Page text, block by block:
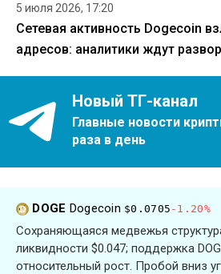
5 июля 2026, 17:20
Сетевая активность Dogecoin
адресов: аналитики ждут
Новый ТГ-канал
Главные новости
раза в день
DOGE Dogecoin $0.0705 -1.20%
Сохраняющаяся медвежья
ликвидности $0.047; поддержка
относительный рост. Пробой вниз